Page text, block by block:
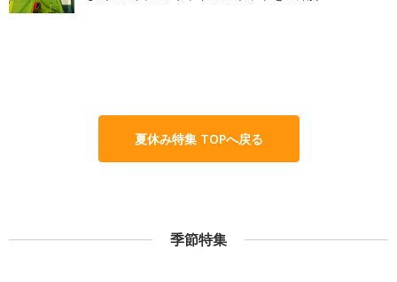
夏休み特集 TOPへ戻る
季節特集